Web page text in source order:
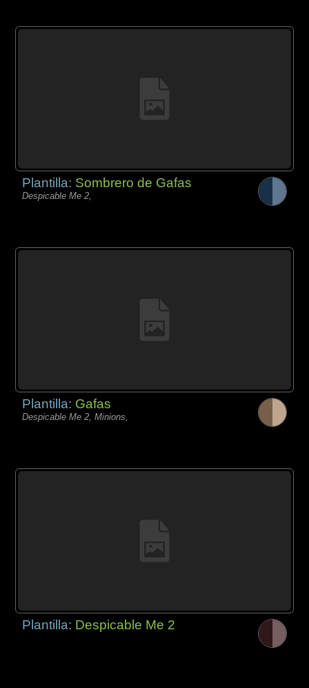
Plantilla: Sombrero de Gafas
Despicable Me 2,
Plantilla: Gafas
Despicable Me 2, Minions,
Plantilla: Despicable Me 2